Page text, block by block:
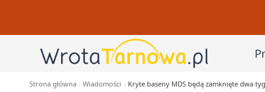
Strona główna Wiadomości Kryte baseny MDS będą zamknięte dwa